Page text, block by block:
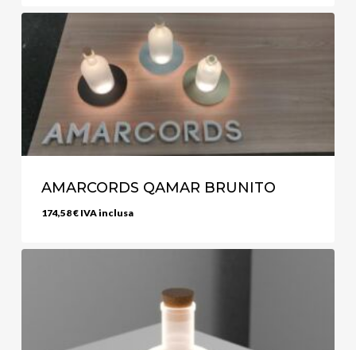
AMARCORDS QAMAR BRUNITO
174,58€ IVA inclusa